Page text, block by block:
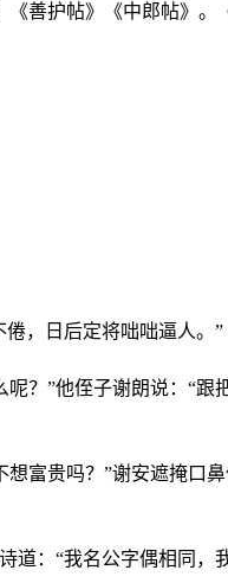
善护帖》《中郎帖》。
，日后定将咄咄逼人。”
？”他侄子谢朗说：“跟
富贵吗？”谢安遮掩口
道：“我名公字偶相同，